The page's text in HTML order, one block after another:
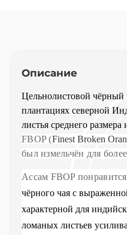
Описание
Цельнолистовой чёрный
плантациях северной
листья среднего размера
FBOP (Finest Broken
был измельчён для
Ассам FBOP понравится
чёрного чая с
характерной для
ломаных листьев